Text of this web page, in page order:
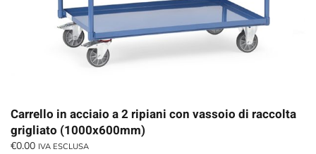
Carrello in acciaio a 2 ripiani con vassoio di raccolta
grigliato (1000x600mm)
€0.00 IVA ESCLUSA